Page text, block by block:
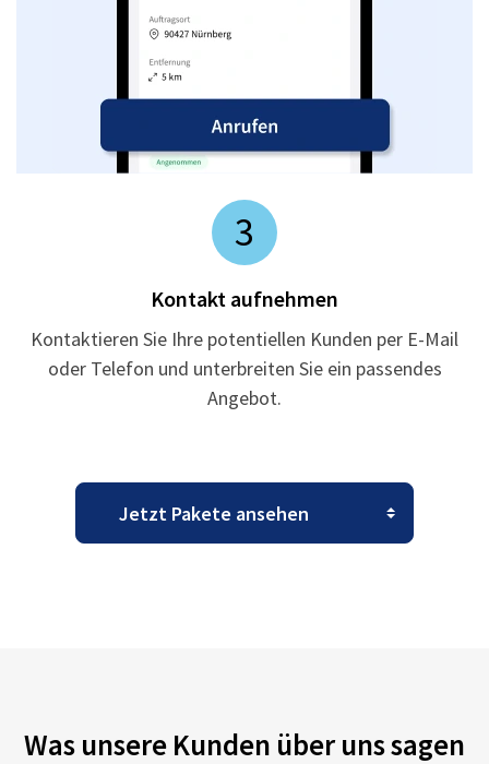
3
Kontakt aufnehmen
Kontaktieren Sie Ihre potentiellen Kunden per E-Mail
oder Telefon und unterbreiten Sie ein passendes
Angebot.
Was unsere Kunden über uns sagen